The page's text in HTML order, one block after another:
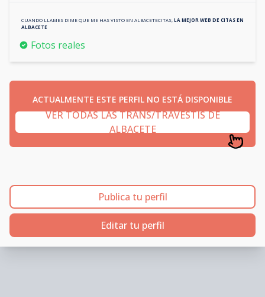
CUANDO LLAMES DIME QUE ME HAS VISTO EN ALBACETECITAS LA MEJOR WEB DE CITAS EN
ALBACETE
Fotos reales
ACTUALMENTE ESTE PERFIL NO ESTÁ DISPONIBLE
VER TODAS LAS TRANS/TRAVESTIS DE
ALBACETE
Publica tu perfil
Editar tu perfil